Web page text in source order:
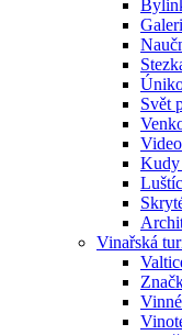
Svět
Kudy
Vinařská